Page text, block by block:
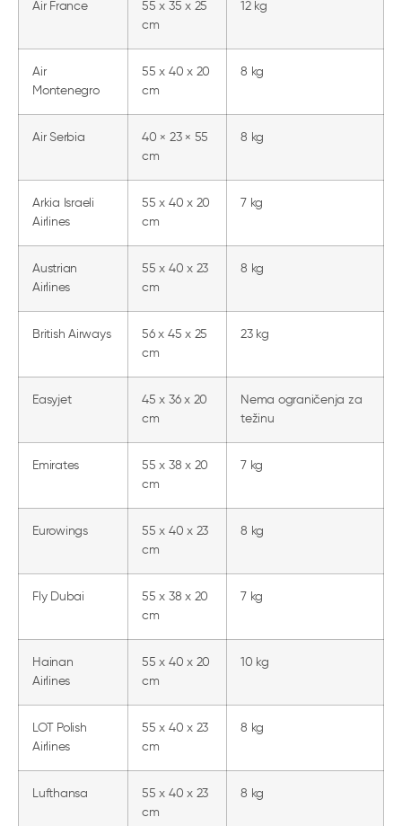
Air France
55 x 35 x 25
cm
12 kg
Air
Montenegro
55 x 40 x 20
cm
8 kg
Air Serbia
40 × 23 × 55
cm
8 kg
Arkia Israeli
Airlines
55 x 40 x 20
cm
7 kg
Austrian
Airlines
55 x 40 x 23
cm
8 kg
British Airways
56 x 45 x 25
cm
23 kg
Easyjet
45 x 36 x 20
cm
Nema ograničenja za
težinu
Emirates
55 x 38 x 20
cm
7 kg
Eurowings
55 x 40 x 23
cm
8 kg
Fly Dubai
55 x 38 x 20
cm
7 kg
Hainan
Airlines
55 x 40 x 20
cm
10 kg
LOT Polish
Airlines
55 x 40 x 23
cm
8 kg
Lufthansa
55 x 40 x 23
cm
8 kg